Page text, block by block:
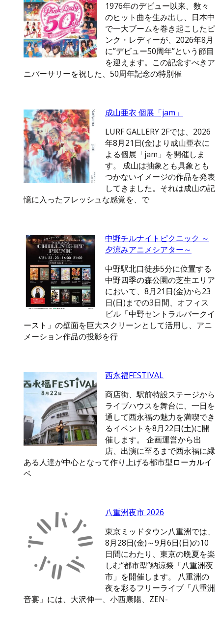
1976年のデビュー以来、数々
のヒット曲を生み出し、日本中
で一大ブームを巻き起こしたピ
ンク・レディーが、2026年8月
に”デビュー50周年”という節目
を迎えます。この記念すべきア
ニバーサリーを祝した、50周年記念の特別催
成山亜衣 個展「jam」
LURF GALLERY 2Fでは、2026
年8月21日(金)より成山亜衣に
よる個展「jam」を開催しま
す。 成山は抽象とも具象とも
つかないイメージの作品を発表
してきました。それは成山の記
憶に入ったフレッシュな感覚を、で
中野チルナイトピクニック ～
夕涼みアニメシアター～
中野駅北口徒歩5分に位置する
中野四季の森公園の芝生エリア
において、8月21日(金)から23
日(日)までの3日間、オフィス
ビル「中野セントラルパークイ
ースト」の壁面を巨大スクリーンとして活用し、アニ
メーション作品の投影を行
西永福FESTIVAL
商店街、駅前特設ステージから
ライブハウスを舞台に、一日を
通して西永福の魅力を満喫でき
るイベントを8月22日(土)に開
催します。 企画運営から出
店、出演に至るまで西永福に縁
ある人達が中心となって作り上げる都市型ローカルイ
ベ
八重洲夜市 2026
東京ミッドタウン八重洲では、
8月28日(金)～9月6日(日)の10
日間にわたり、東京の晩夏を楽
しむ“都市型”納涼祭「八重洲夜
市」を開催します。 八重洲の
夜を彩るフリーライブ「八重洲
音宴」には、大沢伸一、小西康陽、ZEN-